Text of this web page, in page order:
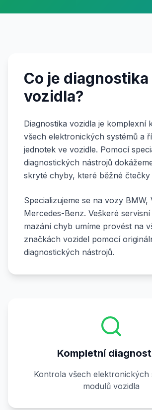
Co je diagnostika
vozidla?
Diagnostika vozidla je komplexní
všech elektronických systémů a
jednotek ve vozidle. Pomocí
diagnostických nástrojů
skryté chyby, které běžné čtečky
Specializujeme se na vozy BMW,
Mercedes-Benz. Veškeré
mazání chyb umíme provést na
značkách vozidel pomocí
diagnostických nástrojů.
Kompletní
Kontrola všech elektronických
modulů vozidla